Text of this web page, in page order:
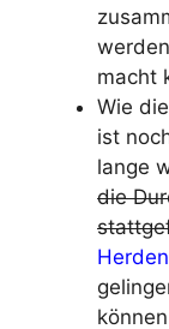
macht
Wie
ist
lange
die